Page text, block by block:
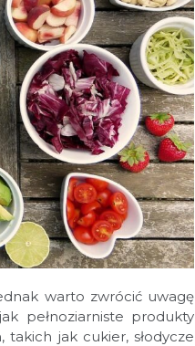
warto zwrócić uwagę
pełnoziarniste produkty
jak cukier, słodycze